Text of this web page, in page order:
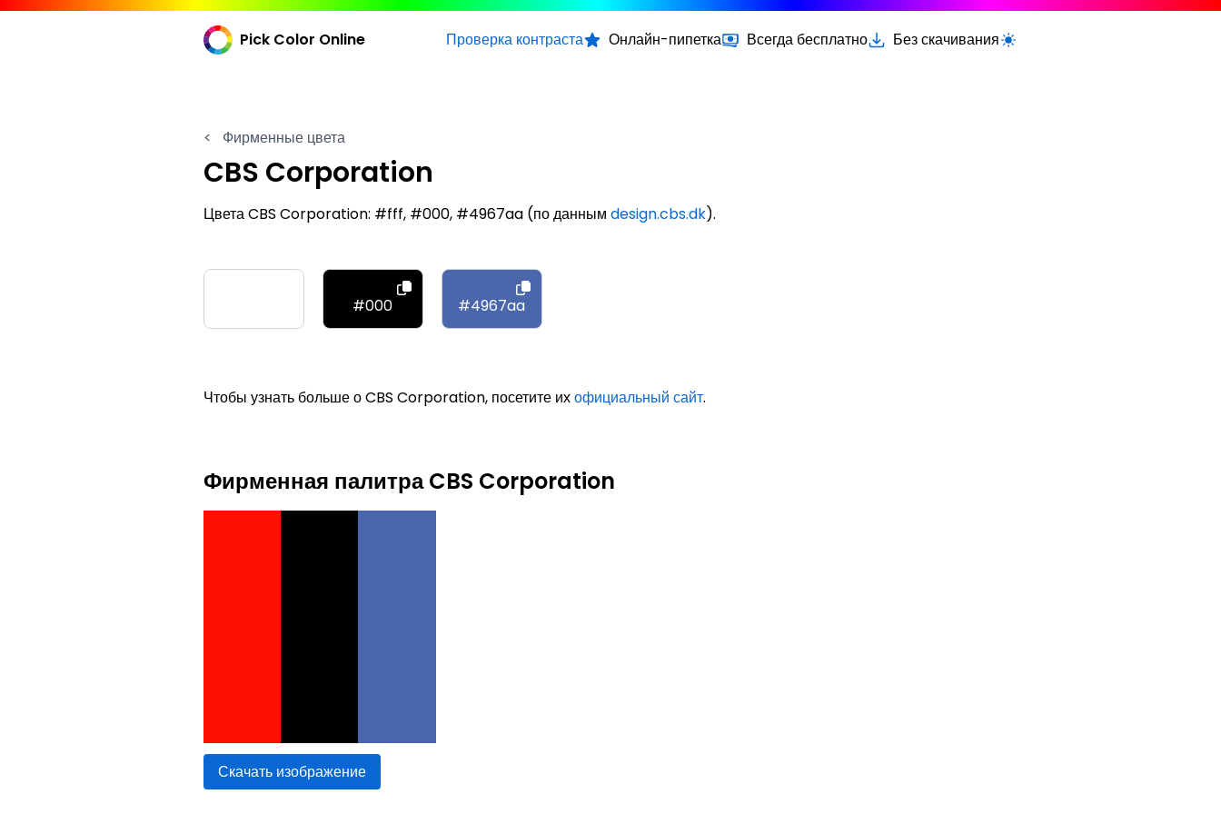
Pick Color Online Проверка контраста Онлайн-пипетка Всегда бесплатно Без скачиванияПереключить светлую/тёмную тему
< Фирменные цвета
CBS Corporation
Цвета CBS Corporation: #fff, #000, #4967aa (по данным design.cbs.dk).
#000 #4967aa
Чтобы узнать больше о CBS Corporation, посетите ихофициальный сайт.
Фирменная палитра CBS Corporation
Скачать изображение